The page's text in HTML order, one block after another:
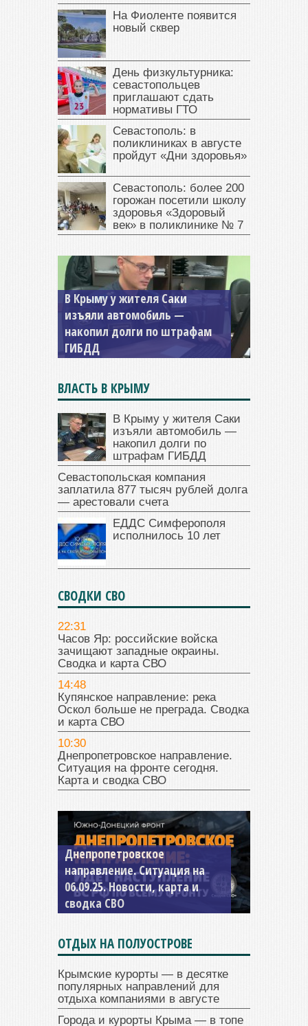
На Фиоленте появится
новый сквер
День физкультурника:
севастопольцев
приглашают сдать
нормативы ГТО
Севастополь: в
поликлиниках в августе
пройдут «Дни здоровья»
Севастополь: более 200
горожан посетили школу
здоровья «Здоровый
век» в поликлинике № 7
Севастопольская компания
заплатила 877 тысяч рублей
долга — арестовали счета
ВЛАСТЬ В КРЫМУ
В Крыму у жителя Саки
изъяли автомобиль —
накопил долги по
штрафам ГИБДД
Севастопольская компания
заплатила 877 тысяч рублей долга
— арестовали счета
ЕДДС Симферополя
исполнилось 10 лет
СВОДКИ СВО
22:31
Часов Яр: российские войска
зачищают западные окраины.
Сводка и карта СВО
14:48
Купянское направление: река
Оскол больше не преграда. Сводка
и карта СВО
10:30
Днепропетровское направление.
Ситуация на фронте сегодня.
Карта и сводка СВО
Константиновское
направление. Ситуация на
04.09.25 Новости, карта и
сводка СВО
ОТДЫХ НА ПОЛУОСТРОВЕ
Крымские курорты — в десятке
популярных направлений для
отдыха компаниями в августе
Города и курорты Крыма — в топе